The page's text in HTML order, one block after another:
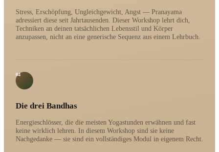
Stress, Erschöpfung, Ungleichgewicht, Angst — Pranayama
adressiert diese seit Jahrtausenden. Dieser Workshop lehrt dich,
Techniken an deinen tatsächlichen Lebensstil und Körper
anzupassen, nicht an eine generische Sequenz aus einem Lehrbuch.
04
Die drei Bandhas
Energieschlösser, die die meisten Yogastunden erwähnen und fast
keine wirklich lehren. In diesem Workshop sind sie keine
Nachgedanke — sie sind ein vollständiges Modul in eigenem Recht.